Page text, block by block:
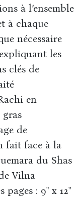
à l’ensemble
à chaque
nécessaire
les
clés de
en
gras
de
fait face à la
du Shas
Vilna
pages : 9" x 12"